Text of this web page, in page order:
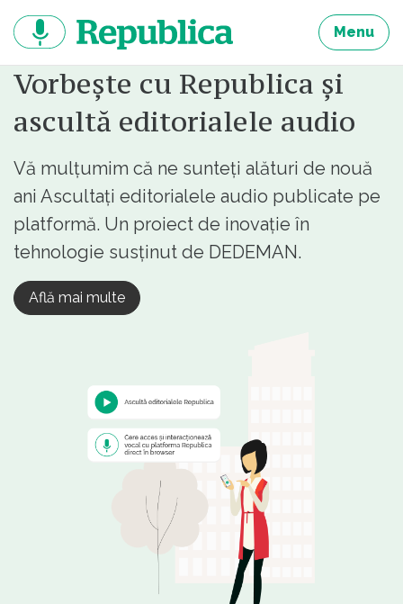
continut
Menu
Vorbește cu Republica și
ascultă editorialele audio
Vă mulțumim că ne sunteți alături de nouă
ani Ascultați editorialele audio publicate pe
platformă. Un proiect de inovație în
tehnologie susținut de DEDEMAN.
Află mai multe